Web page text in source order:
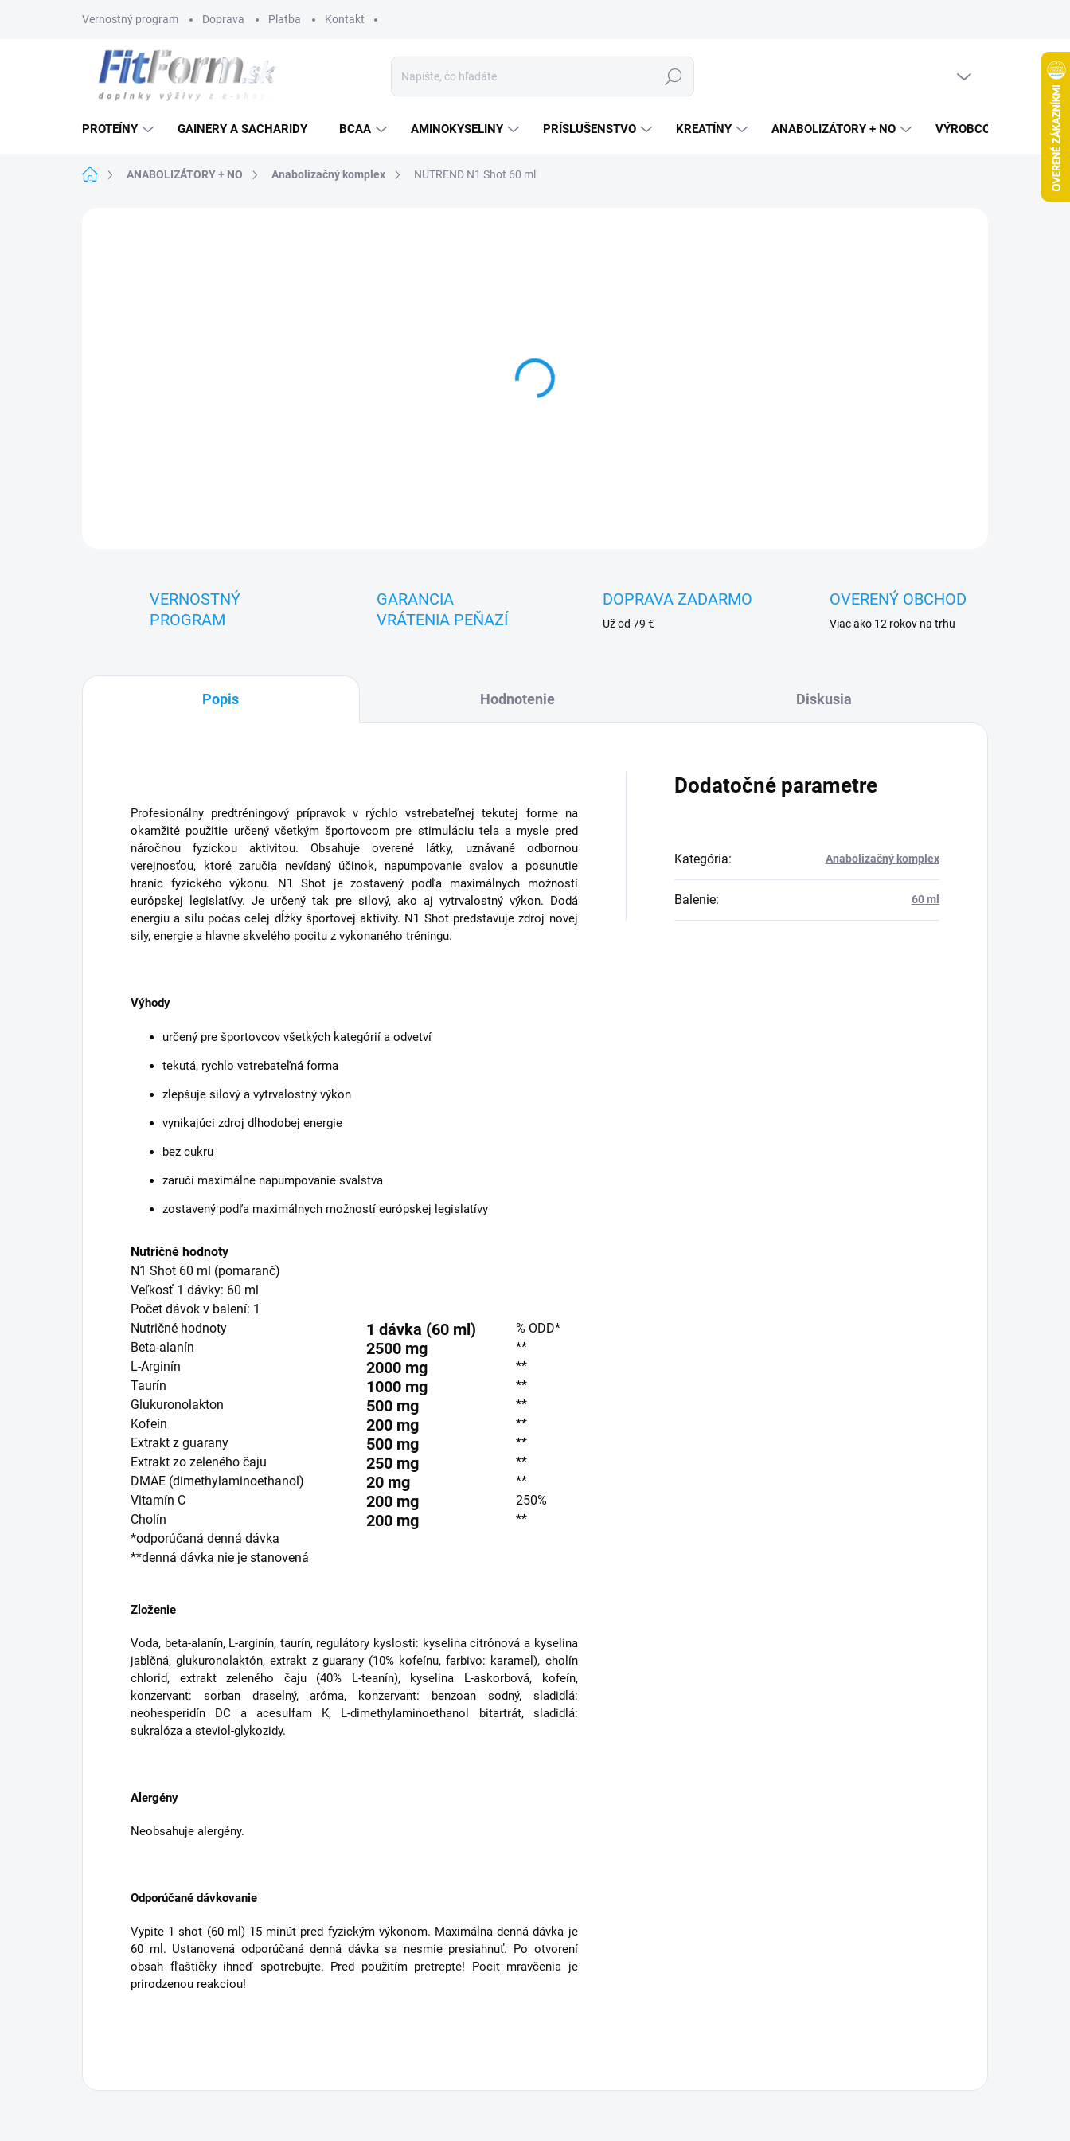
Vernostný program Doprava Platba Kontakt
Hľadať
PROTEÍNY GAINERY A SACHARIDY BCAA AMINOKYSELINY PRÍSLUŠENSTVO KREATÍNY ANABOLIZÁTORY + NO VÝROBCOVIA
DomovANABOLIZÁTORY + NO Anabolizačný komplex NUTREND N1 Shot 60 ml
VERNOSTNÝ
PROGRAM
GARANCIA
VRÁTENIA PEŇAZÍ
DOPRAVA ZADARMO
Už od 79 €
OVERENÝ OBCHOD
Viac ako 12 rokov na trhu
Popis Hodnotenie Diskusia
Profesionálny predtréningový prípravok v rýchlo vstrebateľnej tekutej forme na
okamžité použitie určený všetkým športovcom pre stimuláciu tela a mysle pred
náročnou fyzickou aktivitou. Obsahuje overené látky, uznávané odbornou
verejnosťou, ktoré zaručia nevídaný účinok, napumpovanie svalov a posunutie
hraníc fyzického výkonu. N1 Shot je zostavený podľa maximálnych možností
európskej legislatívy. Je určený tak pre silový, ako aj vytrvalostný výkon. Dodá
energiu a silu počas celej dĺžky športovej aktivity. N1 Shot predstavuje zdroj novej
sily, energie a hlavne skvelého pocitu z vykonaného tréningu.
Výhody
určený pre športovcov všetkých kategórií a odvetví
tekutá, rychlo vstrebateľná forma
zlepšuje silový a vytrvalostný výkon
vynikajúci zdroj dlhodobej energie
bez cukru
zaručí maximálne napumpovanie svalstva
zostavený podľa maximálnych možností európskej legislatívy
Nutričné hodnoty
N1 Shot 60 ml (pomaranč)
Veľkosť 1 dávky: 60 ml
Počet dávok v balení: 1
Nutričné hodnoty
1 dávka (60 ml)
% ODD*
Beta-alanín
2500 mg
**
L-Arginín
2000 mg
**
Taurín
1000 mg
**
Glukuronolakton
500 mg
**
Kofeín
200 mg
**
Extrakt z guarany
500 mg
**
Extrakt zo zeleného čaju
250 mg
**
DMAE (dimethylaminoethanol)
20 mg
**
Vitamín C
200 mg
250%
Cholín
200 mg
**
*odporúčaná denná dávka
**denná dávka nie je stanovená
Zloženie
Voda, beta-alanín, L-arginín, taurín, regulátory kyslosti: kyselina citrónová a kyselina
jablčná, glukuronolaktón, extrakt z guarany (10% kofeínu, farbivo: karamel), cholín
chlorid, extrakt zeleného čaju (40% L-teanín), kyselina L-askorbová, kofeín,
konzervant: sorban draselný, aróma, konzervant: benzoan sodný, sladidlá:
neohesperidín DC a acesulfam K, L-dimethylaminoethanol bitartrát, sladidlá:
sukralóza a steviol-glykozidy.
Alergény
Neobsahuje alergény.
Odporúčané dávkovanie
Vypite 1 shot (60 ml) 15 minút pred fyzickým výkonom. Maximálna denná dávka je
60 ml. Ustanovená odporúčaná denná dávka sa nesmie presiahnuť. Po otvorení
obsah fľaštičky ihneď spotrebujte. Pred použitím pretrepte! Pocit mravčenia je
prirodzenou reakciou!
Dodatočné parametre
Kategória: Anabolizačný komplex
Balenie: 60 ml